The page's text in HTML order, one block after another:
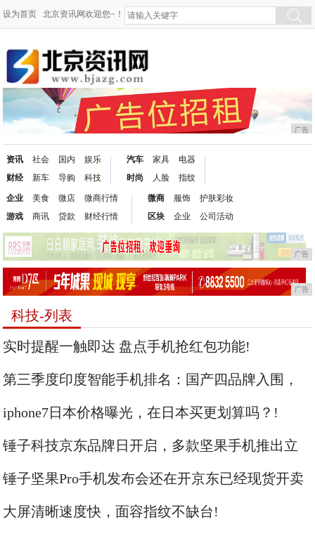
设为首页 北京资讯网欢迎您~！
广告
资讯
财经
社会
新车
国内
导购
娱乐
科技
汽车
时尚
家具
人脸
电器
指纹
企业
游戏
美食
商讯
微店
贷款
微商行情
财经行情
微商
区块
服饰
企业
护肤彩妆
公司活动
广告
广告
科技-列表
实时提醒一触即达 盘点手机抢红包功能!
第三季度印度智能手机排名：国产四品牌入围，
小米第一，无华为!
iphone7日本价格曝光，在日本买更划算吗？!
锤子科技京东品牌日开启，多款坚果手机推出立
减优惠，最低仅需1199元!
锤子坚果Pro手机发布会还在开京东已经现货开卖
了1499元起!
大屏清晰速度快，面容指纹不缺台!